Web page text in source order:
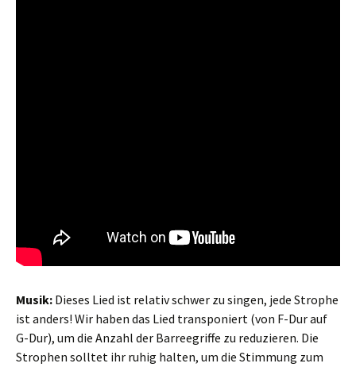
Musik: Dieses Lied ist relativ schwer zu singen, jede Strophe
ist anders! Wir haben das Lied transponiert (von F-Dur auf
G-Dur), um die Anzahl der Barreegriffe zu reduzieren. Die
Strophen solltet ihr ruhig halten, um die Stimmung zum